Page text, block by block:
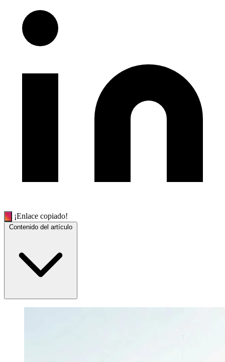
¡Enlace copiado!
Contenido del artículo